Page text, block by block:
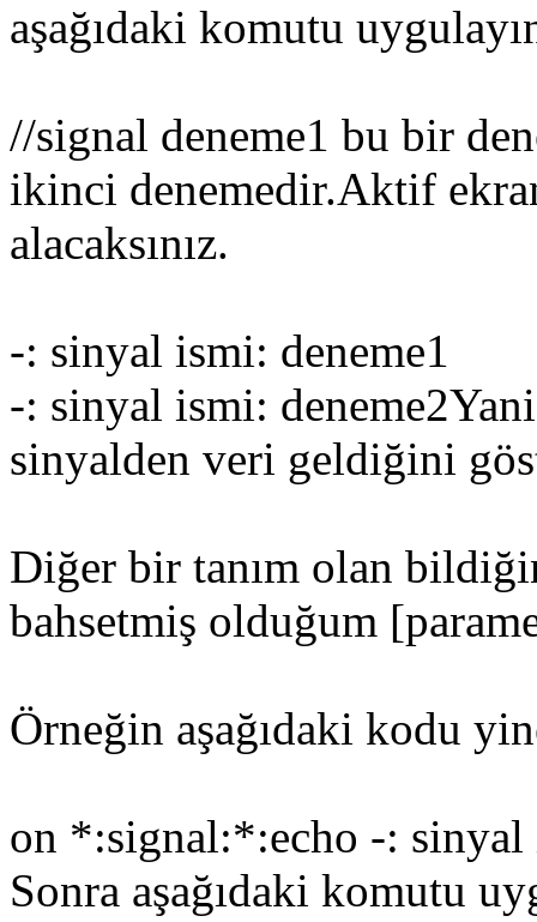
aşağıdaki komutu
//signal deneme1 bu bir
ikinci denemedir.Aktif
alacaksınız.
-: sinyal ismi: deneme1
-: sinyal ismi: deneme2Yani
sinyalden veri geldiğini
Diğer bir tanım olan
bahsetmiş olduğum
Örneğin aşağıdaki kodu
on *:signal:*:echo -: sinyal
Sonra aşağıdaki komutu